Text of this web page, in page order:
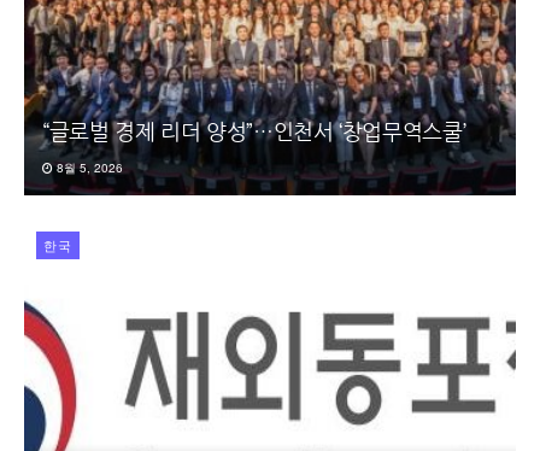
“글로벌 경제 리더 양성”…인천서 ‘창업무역스쿨’
8월 5, 2026
한국